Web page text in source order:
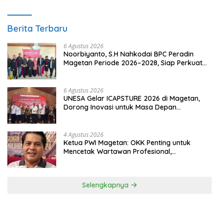
Berita Terbaru
6 Agustus 2026
Noorbiyanto, S.H Nahkodai BPC Peradin
Magetan Periode 2026–2028, Siap Perkuat
6 Agustus 2026
UNESA Gelar ICAPSTURE 2026 di Magetan,
Dorong Inovasi untuk Masa Depan
4 Agustus 2026
Ketua PWI Magetan: OKK Penting untuk
Mencetak Wartawan Profesional,
Selengkapnya